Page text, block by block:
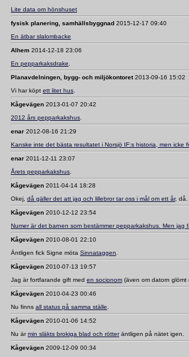
Lite data om hönshuset
fysisk planering, samhällsbyggnad 2015-12-17 09:40
En ätbar slalombacke
Alhem 2014-12-18 23:06
En pepparkaksdrake
Planavdelningen, bygg- och miljökontoret2013-09-16 15:02
Vi har köpt ett litet hus
Kågevägen 2013-01-07 20:42
2012 års pepparkakshus
enar 2012-08-16 21:29
Kanske inte det bästa resultatet i Norsjö IF:s historia, men icke
enar 2011-12-11 23:07
Årets pepparkakshus
Kågevägen 2011-04-14 18:28
Okej, då gäller det att jag och lillebror tar oss i mål om ett år, då.
Kågevägen 2010-12-12 23:54
Numer är det barnen som bestämmer pepparkakshus. Men jag
Kågevägen 2010-08-01 22:10
Äntligen fick Signe möta Sinnataggen
Kågevägen 2010-07-13 19:57
Jag är fortfarande gift med en socionom (även om datorn glömt
Kågevägen 2010-04-23 00:46
Nu finns all status på samma ställe
Kågevägen 2010-01-06 14:52
Nu ärmin släkts brokiga blad och rötteräntligen på nätet igen.
Kågevägen 2009-12-09 00:34